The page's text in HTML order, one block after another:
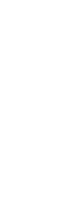
発送も早く、
しまし